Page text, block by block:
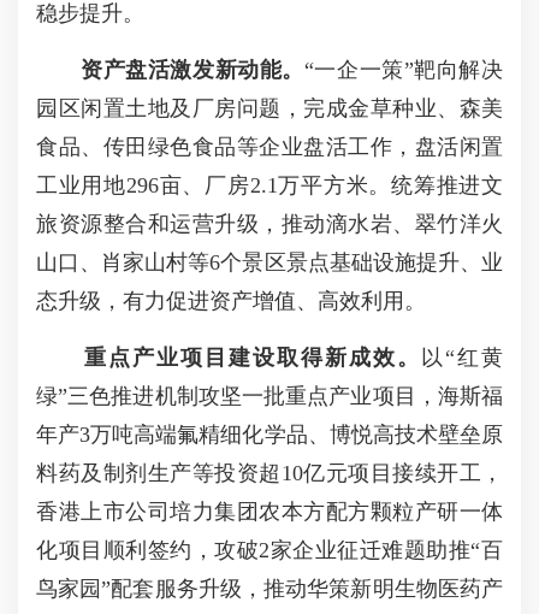
稳步提升。
资产盘活激发新动能。 “一企一策”靶向解决
园区闲置土地及厂房问题，完成金草种业、森美
食品、传田绿色食品等企业盘活工作，盘活闲置
工业用地296亩、厂房2.1万平方米。统筹推进文
旅资源整合和运营升级，推动滴水岩、翠竹洋火
山口、肖家山村等6个景区景点基础设施提升、业
态升级，有力促进资产增值、高效利用。
重点 产业项目建设取得新成效。
以“红黄
绿”三色推进机制攻坚一批重点产业项目，海斯福
年产3万吨高端氟精细化学品、博悦高技术壁垒原
料药及制剂生产等投资超10亿元项目接续开工，
香港上市公司培力集团农本方配方颗粒产研一体
化项目顺利签约，攻破2家企业征迁难题助推“百
鸟家园”配套服务升级，推动华策新明生物医药产